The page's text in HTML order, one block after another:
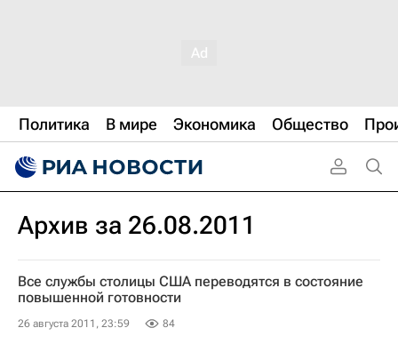
Политика В мире Экономика Общество
Архив за 26.08.2011
Все службы столицы США переводятся в состояние
повышенной готовности
26 августа 2011, 23:59 84